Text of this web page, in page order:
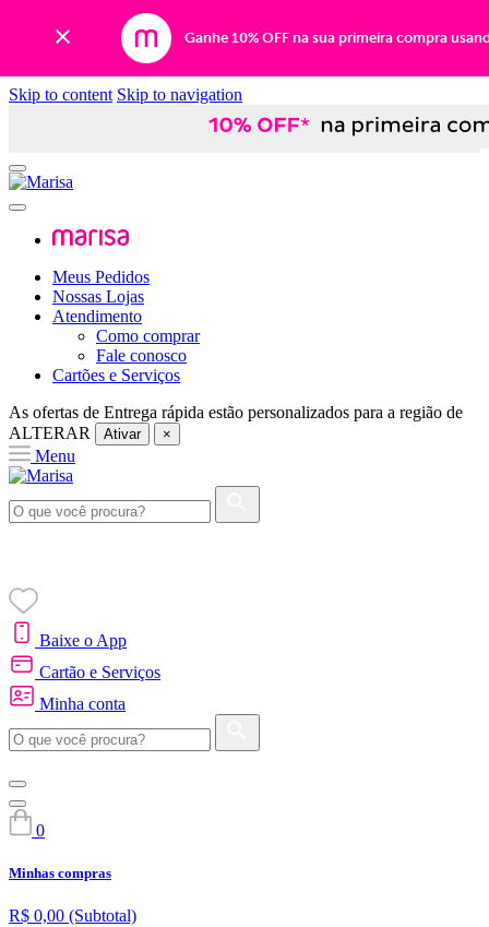
Ganhe 10% OFF na sua primeira compra
Skip to content Skip to navigation
Meus Pedidos
Nossas Lojas
Atendimento
Como comprar
Fale conosco
Cartões e Serviços
As ofertas de Entrega rápida estão personalizados para a região de
ALTERAR
Ativar ×
Menu
Baixe o App
Cartão e Serviços
Minha conta
0
Minhas compras
R$ 0,00 (Subtotal)